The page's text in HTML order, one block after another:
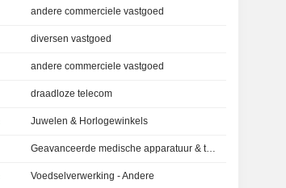
andere commerciele vastgoed
diversen vastgoed
andere commerciele vastgoed
draadloze telecom
Juwelen & Horlogewinkels
Geavanceerde medische apparatuur & technologie - Andere
Voedselverwerking - Andere